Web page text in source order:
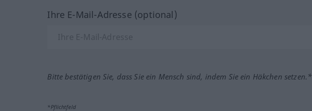
Ihre E-Mail-Adresse (optional)
Bitte bestätigen Sie, dass Sie ein Mensch sind, indem Sie ein Häkchen setzen.*
*Pflichtfeld